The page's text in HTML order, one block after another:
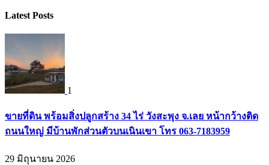
Latest Posts
1
ขายที่ดิน พร้อมสิ่งปลูกสร้าง 34 ไร่ วังสะพุง จ.เลย หน้ากว้างติด
ถนนใหญ่ มีบ้านพักส่วนตัวบนเนินเขา โทร 063-7183959
29 มิถุนายน 2026